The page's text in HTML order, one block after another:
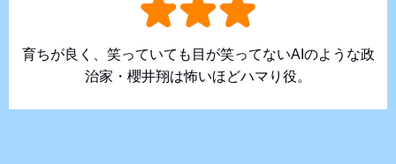
育ちが良く、笑っていても目が笑ってないAIのような政
治家・櫻井翔は怖いほどハマり役。